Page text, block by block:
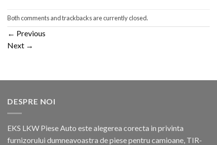
Both comments and trackbacks are currently closed.
← Previous
Next →
DESPRE NOI
EKS LKW Piese Auto este alegerea corecta in privinta
furnizorului dumneavoastra de piese pentru camioane, TIR-